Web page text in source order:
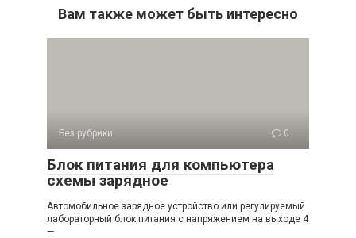
Вам также может быть интересно
Без рубрики 0
Блок питания для компьютера
схемы зарядное
Автомобильное зарядное устройство или регулируемый
лабораторный блок питания с напряжением на выходе 4
—